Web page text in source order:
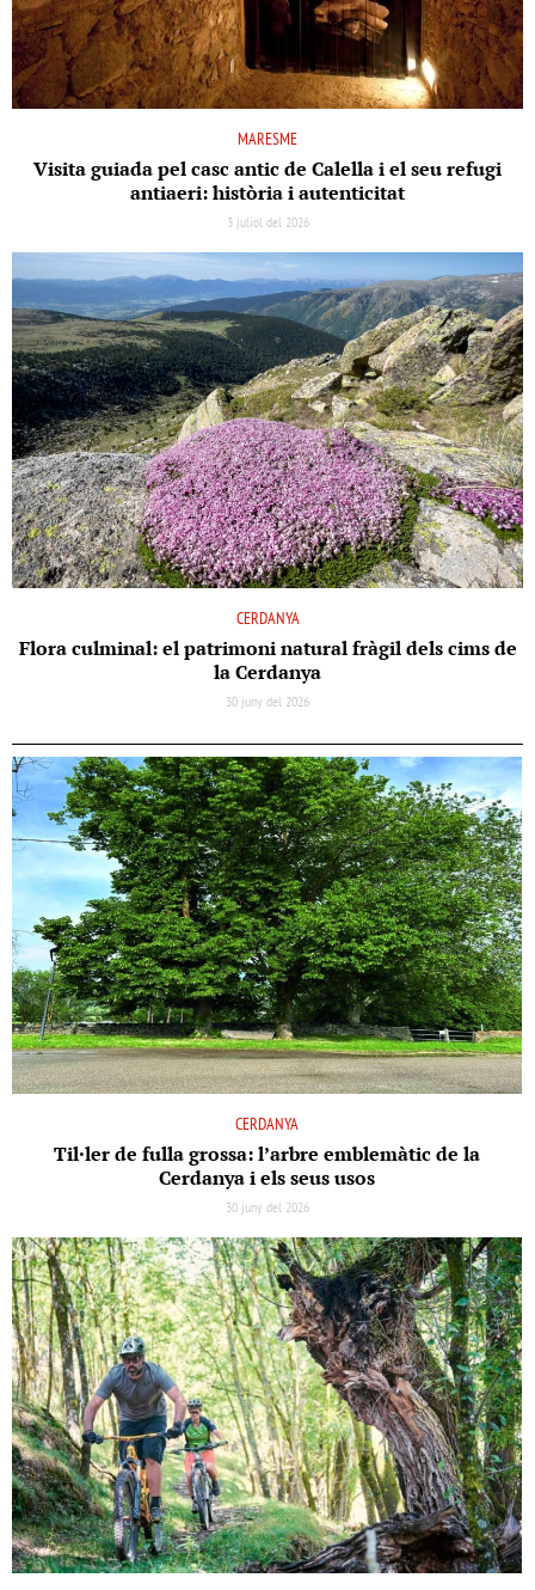
MARESME
Visita guiada pel casc antic de Calella i el seu refugi
antiaeri: història i autenticitat
3 juliol del 2026
CERDANYA
Flora culminal: el patrimoni natural fràgil dels cims de
la Cerdanya
30 juny del 2026
CERDANYA
Til·ler de fulla grossa: l’arbre emblemàtic de la
Cerdanya i els seus usos
30 juny del 2026